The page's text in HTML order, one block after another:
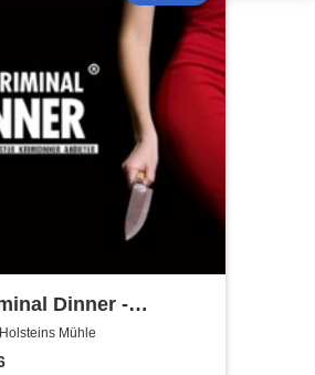
Dinner -
Schröder
Mühle